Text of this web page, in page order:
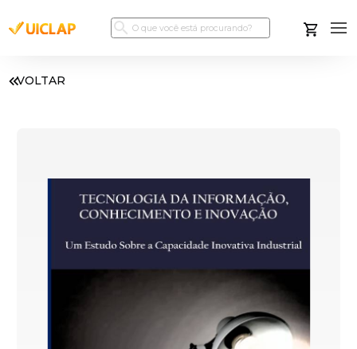
VOLTAR